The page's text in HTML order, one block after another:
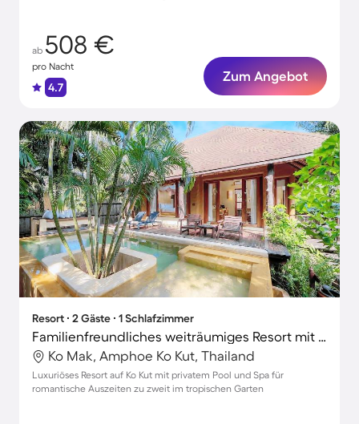
ab 508 €
pro Nacht
4.7
Zum Angebot
Resort ∙ 2 Gäste ∙ 1 Schlafzimmer
Familienfreundliches weiträumiges Resort mit privatem Pool, Garten und Terrasse | Gartenblick | Strand in der Nähe
Ko Mak, Amphoe Ko Kut, Thailand
Luxuriöses Resort auf Ko Kut mit privatem Pool und Spa für
romantische Auszeiten zu zweit im tropischen Garten